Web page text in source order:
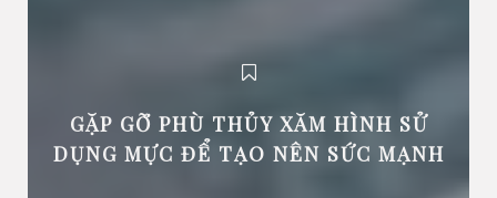
GẶP GỠ PHÙ THỦY XĂM HÌNH SỬ
DỤNG MỰC ĐỂ TẠO NÊN SỨC MẠNH